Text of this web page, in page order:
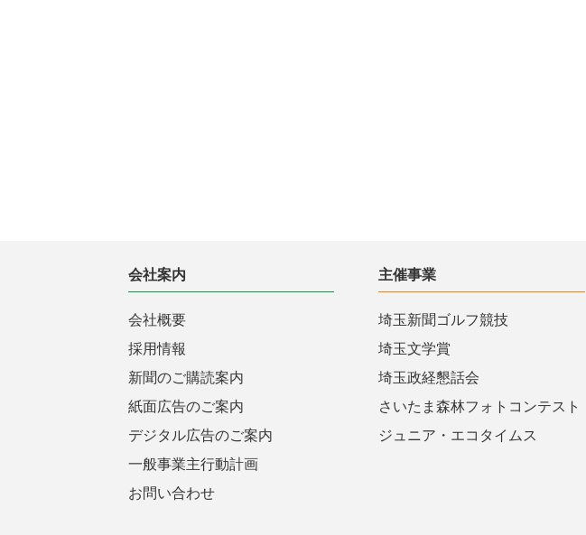
会社案内
会社概要
採用情報
新聞のご購読案内
紙面広告のご案内
デジタル広告のご案内
一般事業主行動計画
お問い合わせ
主催事業
埼玉新聞ゴルフ競技
埼玉文学賞
埼玉政経懇話会
さいたま森林フォトコンテスト
ジュニア・エコタイムス